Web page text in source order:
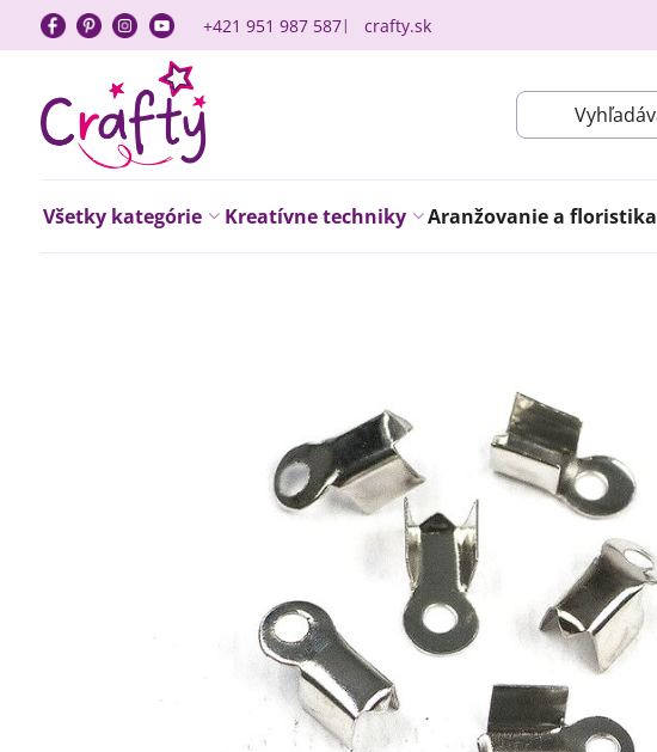
+421 951 987 587 crafty.sk
Všetky kategórie Kreatívne techniky Aranžovanie a floristika